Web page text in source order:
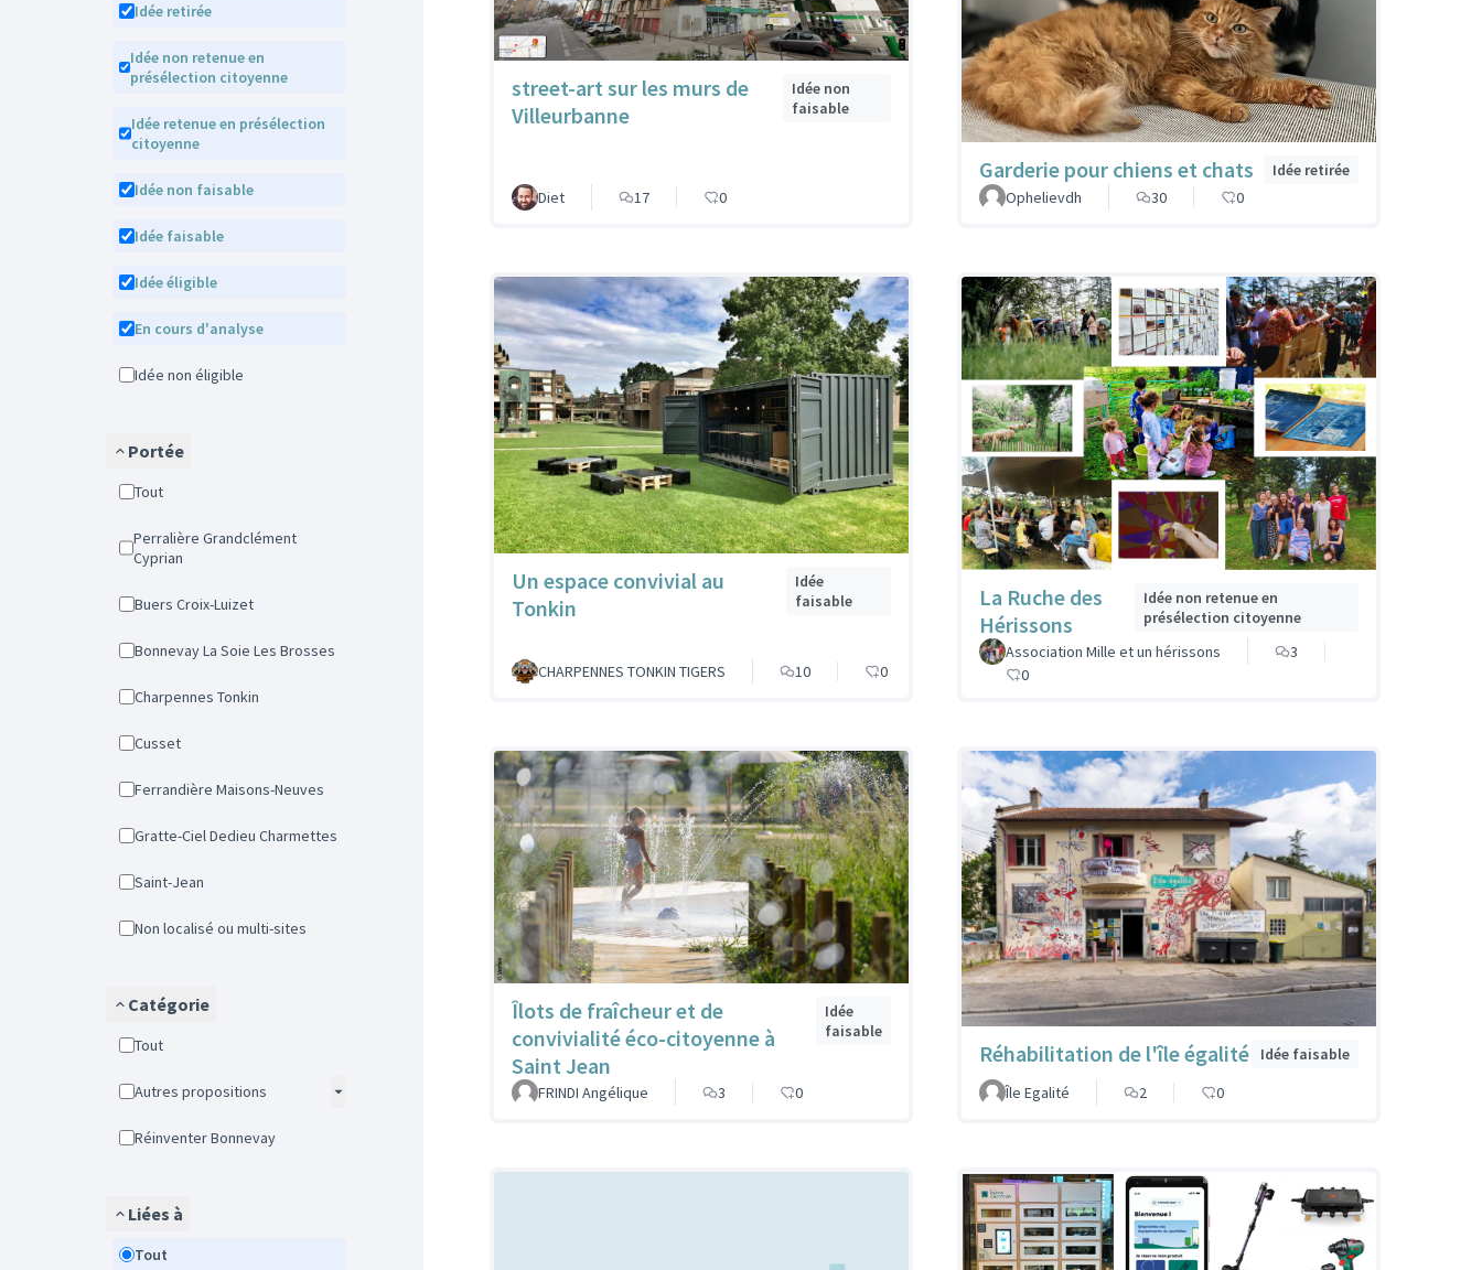
Idée retirée
Idée non retenue en
présélection citoyenne
Idée retenue en présélection
citoyenne
Idée non faisable
Idée faisable
Idée éligible
En cours d'analyse
Idée non éligible
Portée
Tout
Perralière Grandclément
Cyprian
Buers Croix-Luizet
Bonnevay La Soie Les Brosses
Charpennes Tonkin
Cusset
Ferrandière Maisons-Neuves
Gratte-Ciel Dedieu Charmettes
Saint-Jean
Non localisé ou multi-sites
Catégorie
Tout
Autres propositions
Réinventer Bonnevay
Liées à
Tout
street-art sur les murs de
Villeurbanne
Idée non
faisable
Diet 17 0
Garderie pour chiens et chats
Idée retirée
Ophelievdh
30 0
Un espace convivial au
Tonkin
Idée
faisable
CHARPENNES TONKIN TIGERS 10 0
La Ruche des
Hérissons
Idée non retenue en
présélection citoyenne
Association Mille et un hérissons
3
0
Îlots de fraîcheur et de
convivialité éco-citoyenne à
Saint Jean
Idée
faisable
FRINDI Angélique 3 0
Réhabilitation de l'île égalité
Idée faisable
Île Egalité
2 0